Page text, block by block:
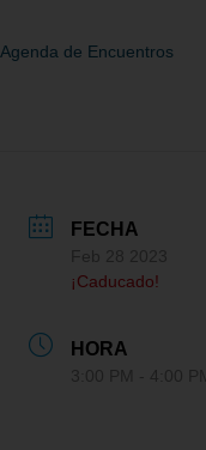
Agenda de Encuentros
FECHA
¡Caducado!
HORA